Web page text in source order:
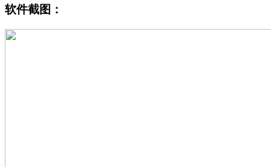
软件截图：